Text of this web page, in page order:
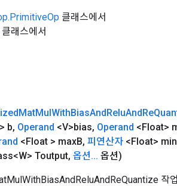
클래스에서
래스에서
MatMulWithBiasAndReluAndRe
b, Operand <V>bias, Operand <Float>
<Float > maxB, 피연산자 <Float> min
Toutput, 옵션... 옵션)
작